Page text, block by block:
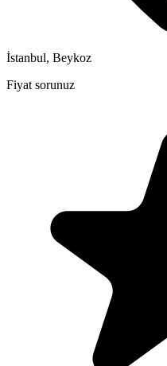
İstanbul, Beykoz
Fiyat sorunuz